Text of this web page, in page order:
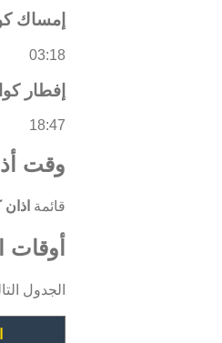
إمساك
03:18
إفطار
18:47
وقت
قائمة
أوقات
الجدول